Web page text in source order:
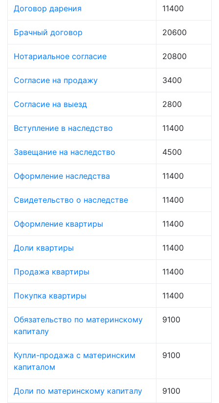
Договор дарения 11400
Брачный договор 20600
Нотариальное согласие 20800
Согласие на продажу 3400
Согласие на выезд 2800
Вступление в наследство 11400
Завещание на наследство 4500
Оформление наследства 11400
Свидетельство о наследстве 11400
Оформление квартиры 11400
Доли квартиры 11400
Продажа квартиры 11400
Покупка квартиры 11400
Обязательство по материнскому
капиталу
9100
Купли-продажа с материнским
капиталом
9100
Доли по материнскому капиталу 9100